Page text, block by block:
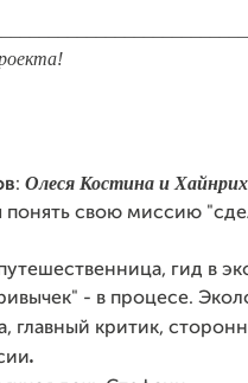
: Олеся Костина и
понять свою миссию
гид в
- в процесе.
главный критик,
.